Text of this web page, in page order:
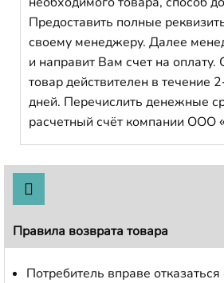
Предоставить полные
своему менеджеру. Далее
и направит Вам счет на оплату.
товар действителен в течение
дней. Перечислить денежные
расчетный счёт компании ООО
Правила возврата товара
Потребитель вправе